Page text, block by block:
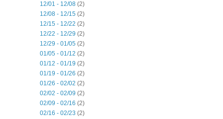
12/01 - 12/08 (2)
12/08 - 12/15 (2)
12/15 - 12/22 (2)
12/22 - 12/29 (2)
12/29 - 01/05 (2)
01/05 - 01/12 (2)
01/12 - 01/19 (2)
01/19 - 01/26 (2)
01/26 - 02/02 (2)
02/02 - 02/09 (2)
02/09 - 02/16 (2)
02/16 - 02/23 (2)